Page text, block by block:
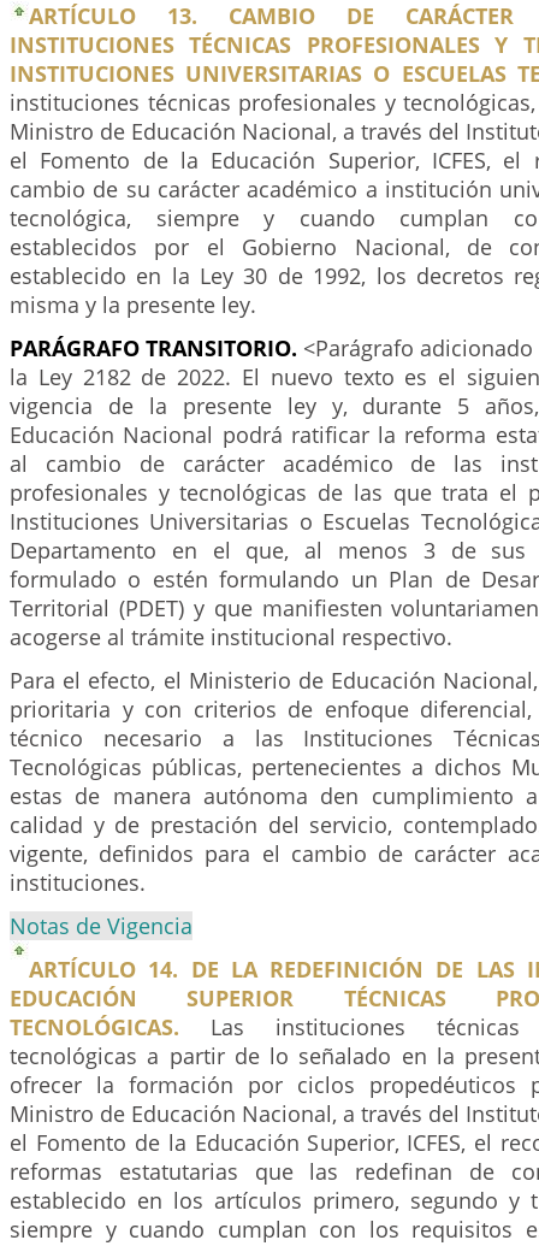
ARTÍCULO 13. CAMBIO DE CARÁCTER
INSTITUCIONES TÉCNICAS PROFESIONALES Y
INSTITUCIONES UNIVERSITARIAS O ESCUELAS
instituciones técnicas profesionales y
Ministro de Educación Nacional, a través del
el Fomento de la Educación Superior, ICFES, el
cambio de su carácter académico a institución
tecnológica, siempre y cuando cumplan
establecidos por el Gobierno Nacional, de
establecido en la Ley 30 de 1992, los decretos
misma y la presente ley.
PARÁGRAFO TRANSITORIO. <Parágrafo
la Ley 2182 de 2022. El nuevo texto es el
vigencia de la presente ley y, durante 5
Educación Nacional podrá ratificar la reforma
al cambio de carácter académico de las
profesionales y tecnológicas de las que trata el
Instituciones Universitarias o Escuelas
Departamento en el que, al menos 3 de sus
formulado o estén formulando un Plan de
Territorial (PDET) y que manifiesten
acogerse al trámite institucional respectivo.
Para el efecto, el Ministerio de Educación
prioritaria y con criterios de enfoque
técnico necesario a las Instituciones
Tecnológicas públicas, pertenecientes a dichos
estas de manera autónoma den cumplimiento
calidad y de prestación del servicio,
vigente, definidos para el cambio de carácter
instituciones.
Notas de Vigencia
ARTÍCULO 14. DE LA REDEFINICIÓN DE LAS
EDUCACIÓN SUPERIOR TÉCNICAS
TECNOLÓGICAS. Las instituciones técnicas
tecnológicas a partir de lo señalado en la
ofrecer la formación por ciclos propedéuticos
Ministro de Educación Nacional, a través del
el Fomento de la Educación Superior, ICFES, el
reformas estatutarias que las redefinan de
establecido en los artículos primero, segundo y
siempre y cuando cumplan con los requisitos